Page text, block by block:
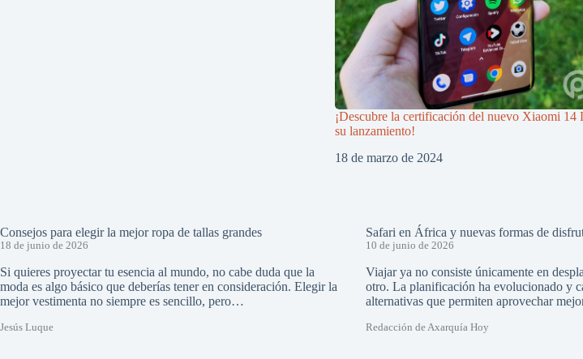
¡Descubre la certificación del nuevo Xiaomi 14
su lanzamiento!
18 de marzo de 2024
Consejos para elegir la mejor ropa de tallas grandes
18 de junio de 2026
Si quieres proyectar tu esencia al mundo, no cabe duda que la
moda es algo básico que deberías tener en consideración. Elegir la
mejor vestimenta no siempre es sencillo, pero…
Jesús Luque
Safari en África y nuevas formas de
10 de junio de 2026
Viajar ya no consiste únicamente en
otro. La planificación ha evolucionado y
alternativas que permiten aprovechar
Redacción de Axarquía Hoy